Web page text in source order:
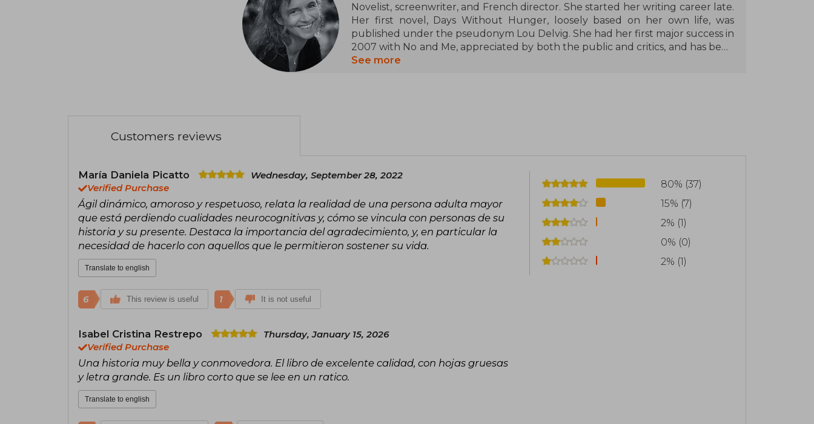
Novelist, screenwriter, and French director. She started her writing career late.
Her first novel, Days Without Hunger, loosely based on her own life, was
published under the pseudonym Lou Delvig. She had her first major success in
2007 with No and Me, appreciated by both the public and critics, and has been
growing in popularity ever since. Awarded on several occasions, she currently
See more
Customers reviews
María Daniela Picatto
Wednesday, September 28, 2022
Verified Purchase
Ágil dinámico, amoroso y respetuoso, relata la realidad de una persona adulta mayor
que está perdiendo cualidades neurocognitivas y, cómo se vincula con personas de su
historia y su presente. Destaca la importancia del agradecimiento, y, en particular la
necesidad de hacerlo con aquellos que le permitieron sostener su vida.
Translate to english
6 This review is useful 1 It is not useful
Isabel Cristina Restrepo
Thursday, January 15, 2026
Verified Purchase
Una historia muy bella y conmovedora. El libro de excelente calidad, con hojas gruesas
y letra grande. Es un libro corto que se lee en un ratico.
Translate to english
80% (37)
15% (7)
2% (1)
0% (0)
2% (1)